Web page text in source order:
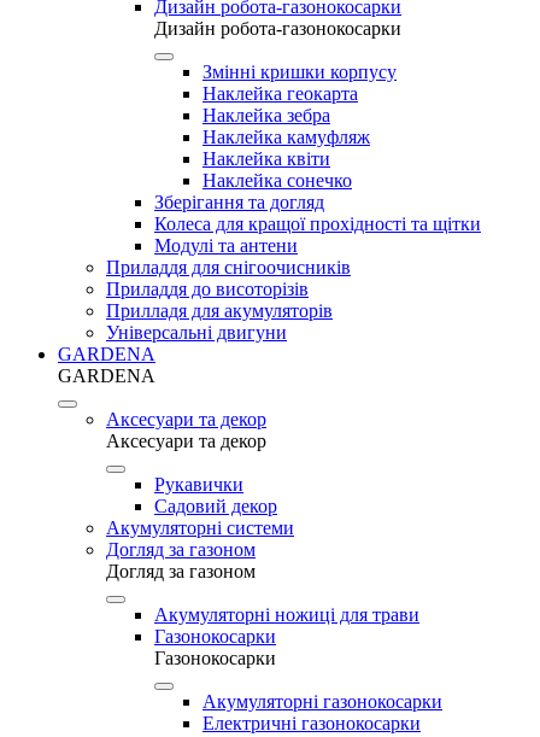
Дизайн робота-газонокосарки
Дизайн робота-газонокосарки
Змінні кришки корпусу
Наклейка геокарта
Наклейка зебра
Наклейка камуфляж
Наклейка квіти
Наклейка сонечко
Зберігання та догляд
Колеса для кращої прохідності та щітки
Модулі та антени
Приладдя для снігоочисників
Приладдя до висоторізів
Прилладя для акумуляторів
Універсальні двигуни
GARDENA
GARDENA
Аксесуари та декор
Аксесуари та декор
Рукавички
Садовий декор
Акумуляторні системи
Догляд за газоном
Догляд за газоном
Акумуляторні ножиці для трави
Газонокосарки
Газонокосарки
Акумуляторні газонокосарки
Електричні газонокосарки